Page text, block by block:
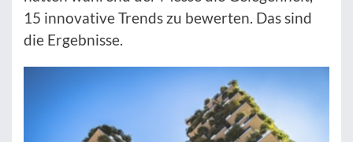
15 innovative Trends zu bewerten. Das sind
die Ergebnisse.